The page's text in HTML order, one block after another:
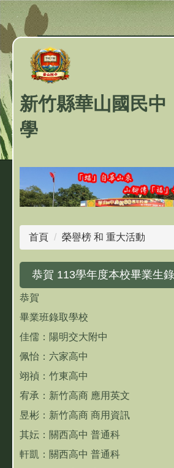
跳
到
主
要
內
容
區
新竹縣華山國民中
學
首頁 榮譽榜 和 重大活動
恭賀 113學年度本校畢業生
恭賀
畢業班錄取學校
佳儒：陽明交大附中
佩怡：六家高中
翊禎：竹東高中
宥承：新竹高商 應用英文
昱彬：新竹高商 商用資訊
其妘：關西高中 普通科
軒凱：關西高中 普通科